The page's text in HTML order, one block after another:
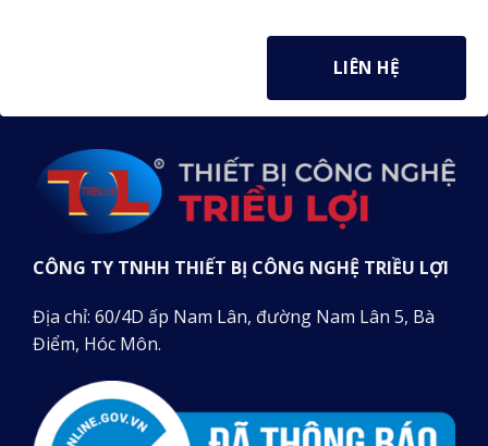
LIÊN HỆ
CÔNG TY TNHH THIẾT BỊ CÔNG NGHỆ TRIỀU LỢI
Địa chỉ: 60/4D ấp Nam Lân, đường Nam Lân 5, Bà
Điểm, Hóc Môn.